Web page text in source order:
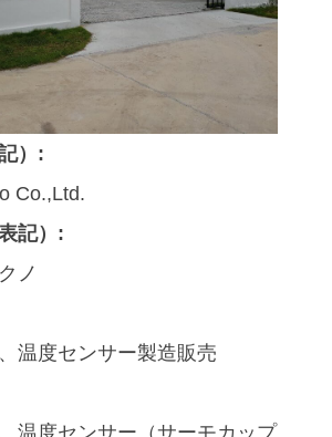
）:
Co.,Ltd.
記）:
ノ
温度センサー製造販売
温度センサー（サーモカップ